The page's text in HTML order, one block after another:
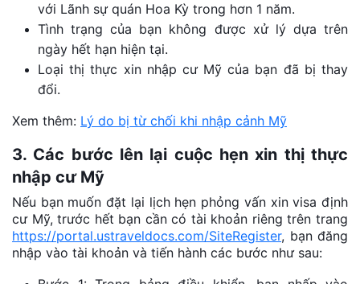
với Lãnh sự quán Hoa Kỳ trong hơn 1 năm.
Tình trạng của bạn không được xử lý dựa trên
ngày hết hạn hiện tại.
Loại thị thực xin nhập cư Mỹ của bạn đã bị thay
đổi.
Xem thêm: Lý do bị từ chối khi nhập cảnh Mỹ
3. Các bước lên lại cuộc hẹn xin thị thực
nhập cư Mỹ
Nếu bạn muốn đặt lại lịch hẹn phỏng vấn xin visa định
cư Mỹ, trước hết bạn cần có tài khoản riêng trên trang
https://portal.ustraveldocs.com/SiteRegister, bạn đăng
nhập vào tài khoản và tiến hành các bước như sau: